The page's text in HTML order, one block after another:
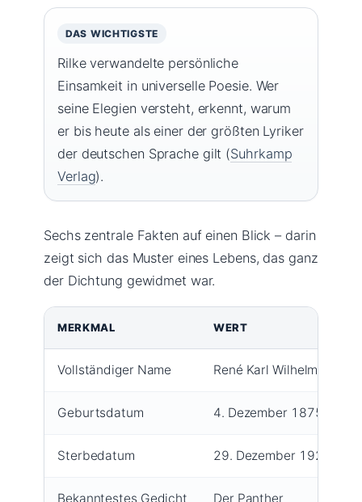
DAS WICHTIGSTE
Rilke verwandelte persönliche
Einsamkeit in universelle Poesie. Wer
seine Elegien versteht, erkennt, warum
er bis heute als einer der größten Lyriker
der deutschen Sprache gilt (Suhrkamp
Verlag).
Sechs zentrale Fakten auf einen Blick – darin
zeigt sich das Muster eines Lebens, das ganz
der Dichtung gewidmet war.
MERKMAL WERT
Vollständiger Name René Karl Wilhelm
Geburtsdatum 4. Dezember 1875
Sterbedatum 29. Dezember 1926
Bekanntestes Gedicht Der Panther